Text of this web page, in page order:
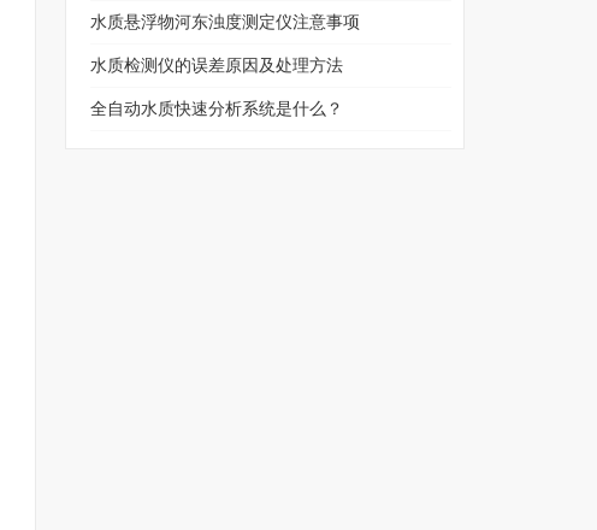
水质悬浮物河东浊度测定仪注意事项
水质检测仪的误差原因及处理方法
全自动水质快速分析系统是什么？